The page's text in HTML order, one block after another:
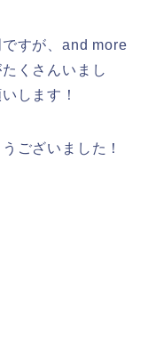
すが、and more
くさんいまし
します！
ございました！